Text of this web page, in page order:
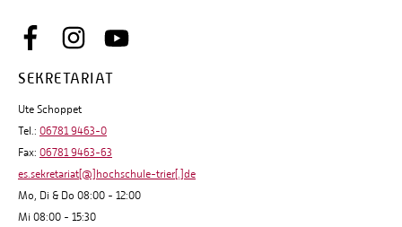
SEKRETARIAT
Ute Schoppet
Tel.: 06781 9463-0
Fax: 06781 9463-63
es.sekretariat[@]hochschule-trier[.]de
Mo, Di & Do 08:00 - 12:00
Mi 08:00 - 15:30